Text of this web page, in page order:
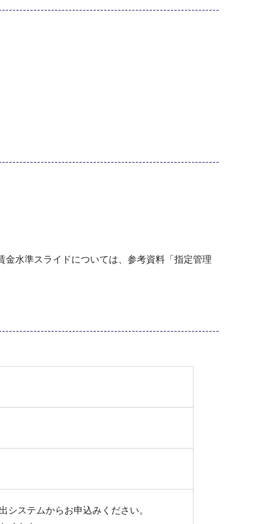
水準スライドについては、参考資料「指定管理
ステムからお申込みください。